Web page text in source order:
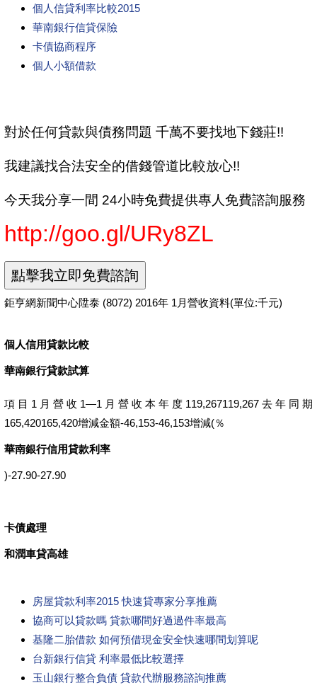
個人信貸利率比較2015
華南銀行信貸保險
卡債協商程序
個人小額借款
對於任何貸款與債務問題 千萬不要找地下錢莊!!
我建議找合法安全的借錢管道比較放心!!
今天我分享一間 24小時免費提供專人免費諮詢服務
http://goo.gl/URy8ZL
鉅亨網新聞中心陞泰 (8072) 2016年 1月營收資料(單位:千元)
個人信用貸款比較
華南銀行貸款試算
項目1月營收1—1月營收本年度119,267119,267去年同期
165,420165,420增減金額-46,153-46,153增減(％
華南銀行信用貸款利率
)-27.90-27.90
卡債處理
和潤車貸高雄
房屋貸款利率2015 快速貸專家分享推薦
協商可以貸款嗎 貸款哪間好過過件率最高
基隆二胎借款 如何預借現金安全快速哪間划算呢
台新銀行信貸 利率最低比較選擇
玉山銀行整合負債 貸款代辦服務諮詢推薦